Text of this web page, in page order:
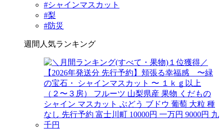
#シャインマスカット
#梨
#防災
週間人気ランキング